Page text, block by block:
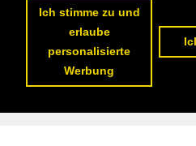
Ich stimme zu und
erlaube
personalisierte
Werbung